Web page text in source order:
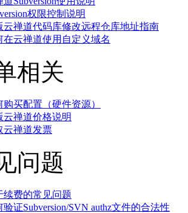
权限控制说明
云禅道代码库修改远程仓库地址指南
在云禅道使用自定义域名
相关
购买配置（硬件资源）
云禅道价格说明
云禅道发票
问题
续费的常见问题
验证Subversion/SVN authz文件的合法性